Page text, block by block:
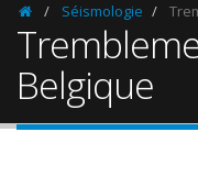
HomepageSéismologie
Belgique